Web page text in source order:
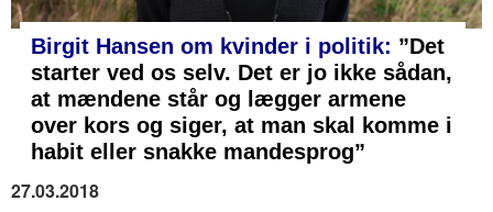
Birgit Hansen om kvinder i politik: ”Det
starter ved os selv. Det er jo ikke sådan,
at mændene står og lægger armene
over kors og siger, at man skal komme i
habit eller snakke mandesprog”
27.03.2018